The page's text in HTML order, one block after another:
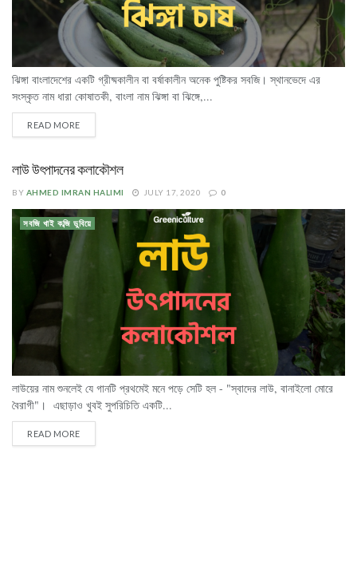
ঝিঙ্গা বাংলাদেশের একটি গ্রীষ্মকালীন বা বর্ষাকালীন অনেক পুষ্টিকর সবজি। স্থানভেদে এর
সংস্কৃত নাম ধারা কোষাতকী, বাংলা নাম ঝিঙ্গা বা ঝিঙ্গে,...
READ MORE
লাউ উৎপাদনের কলাকৌশল
BY AHMED IMRAN HALIMI JULY 17, 2020 0
সবজি খাই কব্জি ডুবিয়ে
লাউয়ের নাম শুনলেই যে গানটি প্রথমেই মনে পড়ে সেটি হল - "স্বাদের লাউ, বানাইলো মোরে
বৈরাগী"। এছাড়াও খুবই সুপরিচিতি একটি...
READ MORE